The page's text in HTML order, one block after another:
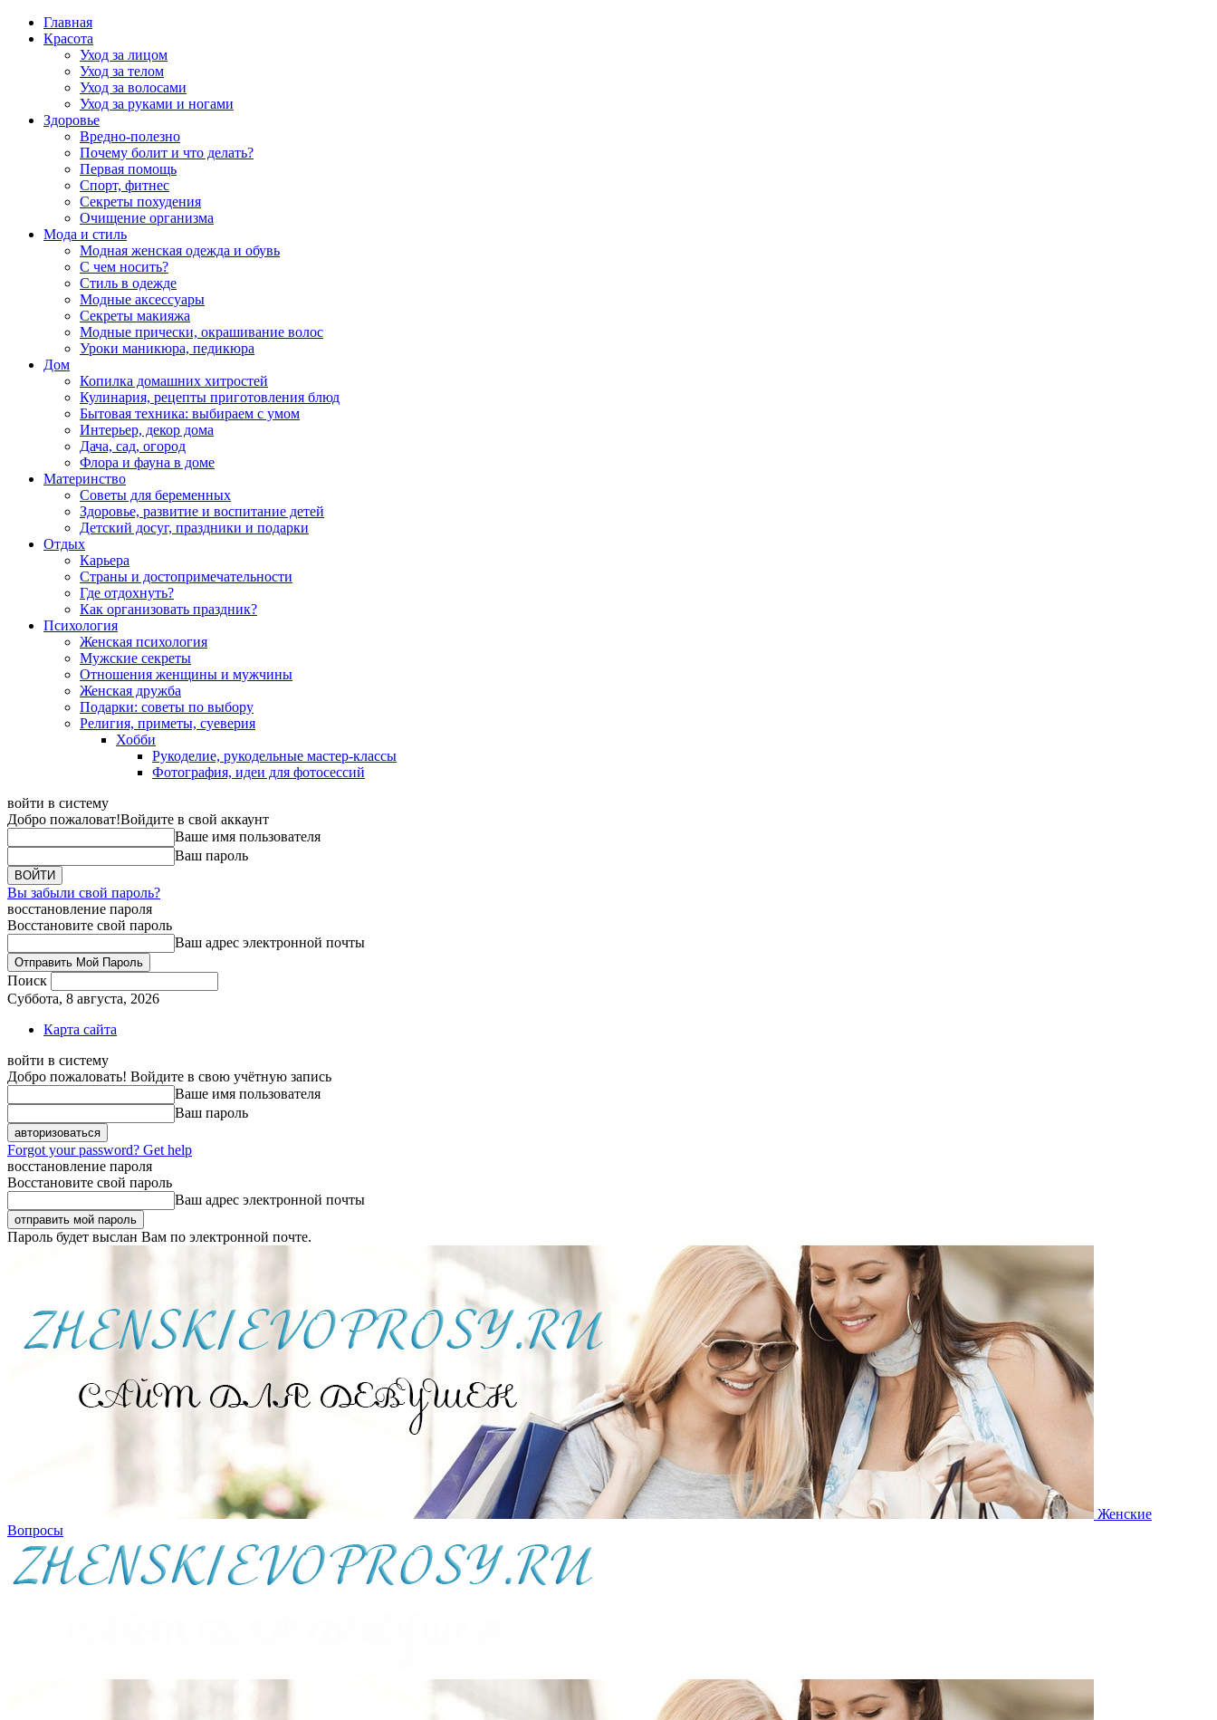
Главная
Красота
Уход за лицом
Уход за телом
Уход за волосами
Уход за руками и ногами
Здоровье
Вредно-полезно
Почему болит и что делать?
Первая помощь
Спорт, фитнес
Секреты похудения
Очищение организма
Мода и стиль
Модная женская одежда и обувь
С чем носить?
Стиль в одежде
Модные аксессуары
Секреты макияжа
Модные прически, окрашивание волос
Уроки маникюра, педикюра
Дом
Копилка домашних хитростей
Кулинария, рецепты приготовления блюд
Бытовая техника: выбираем с умом
Интерьер, декор дома
Дача, сад, огород
Флора и фауна в доме
Материнство
Советы для беременных
Здоровье, развитие и воспитание детей
Детский досуг, праздники и подарки
Отдых
Карьера
Страны и достопримечательности
Где отдохнуть?
Как организовать праздник?
Психология
Женская психология
Мужские секреты
Отношения женщины и мужчины
Женская дружба
Подарки: советы по выбору
Религия, приметы, суеверия
Хобби
Рукоделие, рукодельные мастер-классы
Фотография, идеи для фотосессий
войти в систему
Добро пожаловат!Войдите в свой аккаунт
Ваше имя пользователя
Ваш пароль
Вы забыли свой пароль?
восстановление пароля
Восстановите свой пароль
Ваш адрес электронной почты
Поиск
Суббота, 8 августа, 2026
Карта сайта
войти в систему
Добро пожаловать! Войдите в свою учётную запись
Ваше имя пользователя
Ваш пароль
Forgot your password? Get help
восстановление пароля
Восстановите свой пароль
Ваш адрес электронной почты
Пароль будет выслан Вам по электронной почте.
Женские
Вопросы